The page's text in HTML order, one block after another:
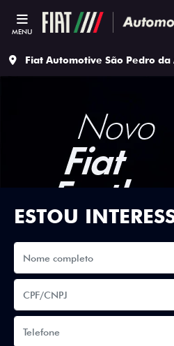
MENU
Fiat Automotive São Pedro da
ESTOU